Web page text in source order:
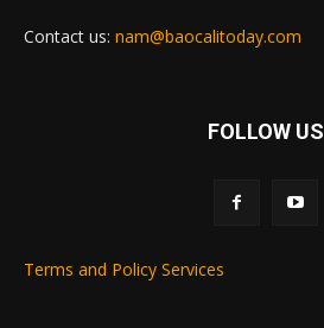
Contact us: nam@baocalitoday.com
FOLLOW US
Terms and Policy Services